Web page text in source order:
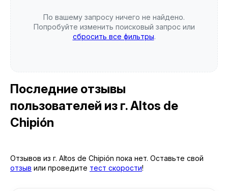
По вашему запросу ничего не найдено.
Попробуйте изменить поисковый запрос или
сбросить все фильтры.
Последние отзывы
пользователей из г. Altos de
Chipión
Отзывов из г. Altos de Chipión пока нет. Оставьте свой
отзыв или проведите тест скорости!